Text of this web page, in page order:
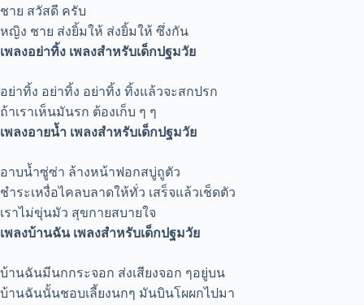
ชาย สวัสดี ครับ
หญิง ชาย ส่งยิ้มให้ ส่งยิ้มให้ ซึ่งกัน
เพลงอย่าทิ้ง เพลงสำหรับเด็กปฐมวัย
อย่าทิ้ง อย่าทิ้ง อย่าทิ้ง ทิ้งแล้วจะสกปรก
ถ้าเราเห็นมันรก ต้องเก็บ ๆ ๆ
เพลงอายน้ำ เพลงสำหรับเด็กปฐมวัย
อาบน้ำซู่ซ่า ล้างหน้าฟอกสบู่ถูตัว
ชำระเหงื่อไคลบลาดให้ทั่ว เสร็จแล้วเช็ดตัว
เราไม่ขุ่นมัว สุขกายสบายใจ
เพลงบ้านฉัน เพลงสำหรับเด็กปฐมวัย
บ้านฉันมีนกกระจอก ส่งเสียงจอก ๆอยู่บน
บ้านฉันนั้นชอบเลี้ยงนกๆ มันบินโผผกไปมา